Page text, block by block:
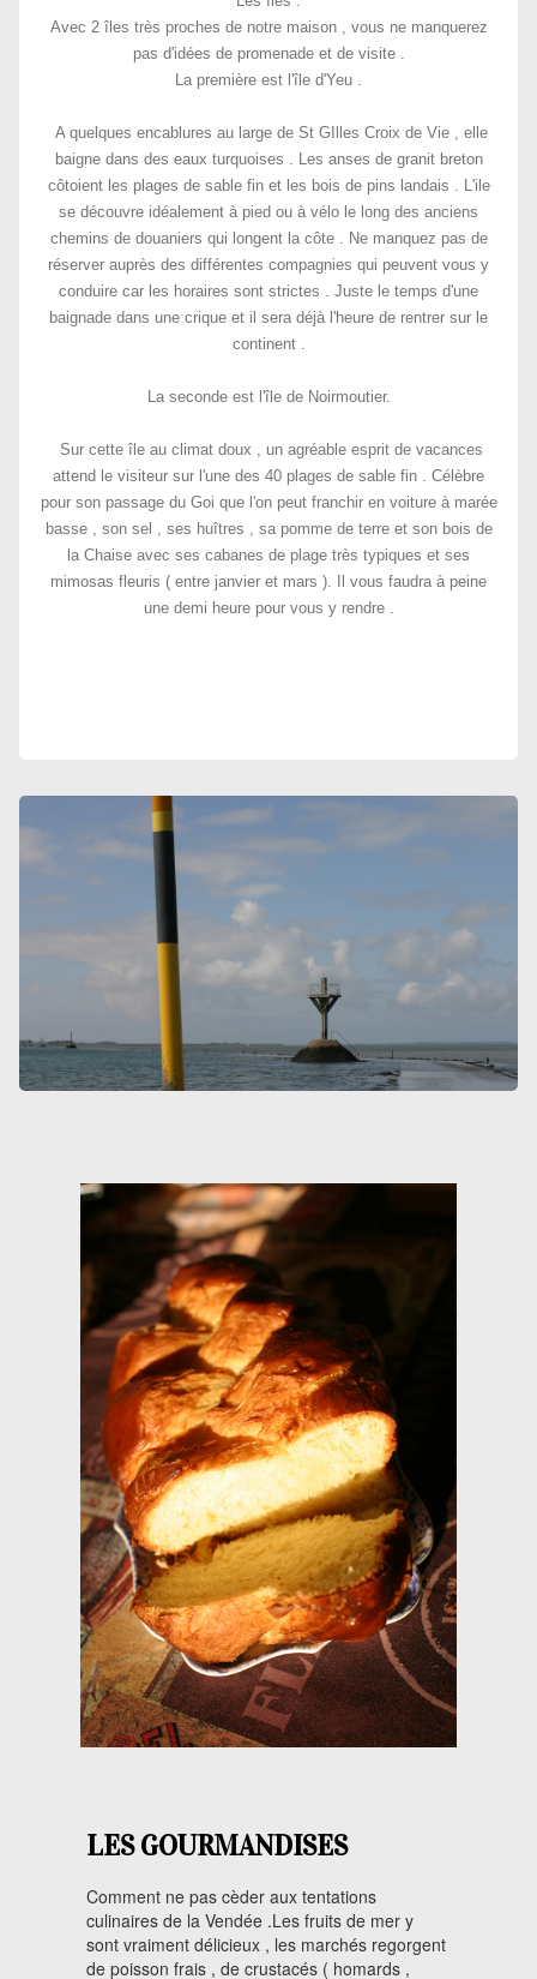
Avec 2 îles très proches de notre maison , vous ne manquerez
pas d'idées de promenade et de visite .
La première est l'île d'Yeu .
A quelques encablures au large de St GIlles Croix de Vie , elle
baigne dans des eaux turquoises . Les anses de granit breton
côtoient les plages de sable fin et les bois de pins landais . L'ile
se découvre idéalement à pied ou à vélo le long des anciens
chemins de douaniers qui longent la côte . Ne manquez pas de
réserver auprès des différentes compagnies qui peuvent vous y
conduire car les horaires sont strictes . Juste le temps d'une
baignade dans une crique et il sera déjà l'heure de rentrer sur le
continent .
La seconde est l'île de Noirmoutier.
Sur cette île au climat doux , un agréable esprit de vacances
attend le visiteur sur l'une des 40 plages de sable fin . Célèbre
pour son passage du Goi que l'on peut franchir en voiture à marée
basse , son sel , ses huîtres , sa pomme de terre et son bois de
la Chaise avec ses cabanes de plage très typiques et ses
mimosas fleuris ( entre janvier et mars ). Il vous faudra à peine
une demi heure pour vous y rendre .
LES GOURMANDISES
Comment ne pas cèder aux tentations
culinaires de la Vendée .Les fruits de mer y
sont vraiment délicieux , les marchés regorgent
de poisson frais , de crustacés ( homards ,